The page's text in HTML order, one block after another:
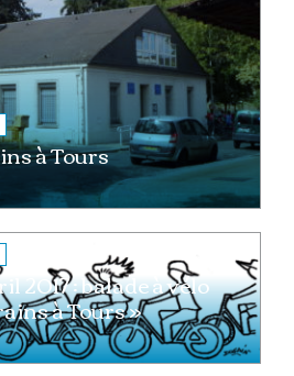
à Tours
2017 : balade à vélo
à Tours »